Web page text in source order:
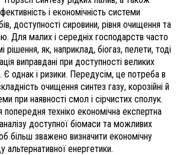
і економічність системи
доступності сировини, рівня очищення та
Для малих і середніх господарств часто
рішення, як, наприклад, біогаз, пелети, тоді
виправдані при доступності великих
Є однак і ризики. Передусім, це потреба в
очищення синтез газу, корозійні й
при наявності смол і сірчистих сполук.
техніко економічна експертна
доступної біомаси та можливих
більш зважено визначити економічну
альтернативної енергетики.